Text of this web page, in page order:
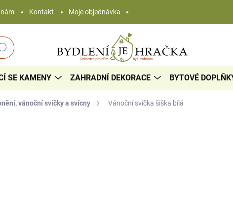
Kontakt Moje objednávka
SE KAMENY ZAHRADNÍ DEKORACE BYTOVÉ
vánoční svíčky a svícny Vánoční svíčka šiška bílá